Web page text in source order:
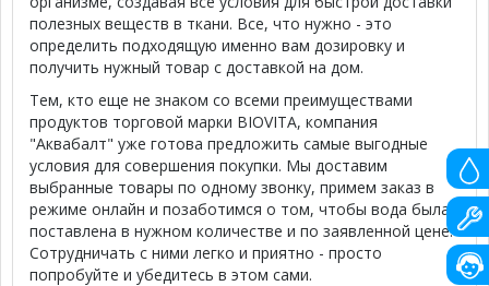
полезных веществ в ткани. Все, что нужно - это
определить подходящую именно вам дозировку и
получить нужный товар с доставкой на дом.
Тем, кто еще не знаком со всеми преимуществами
продуктов торговой марки BIOVITA, компания
"Аквабалт" уже готова предложить самые выгодные
условия для совершения покупки. Мы доставим
выбранные товары по одному звонку, примем заказ в
режиме онлайн и позаботимся о том, чтобы вода была
поставлена в нужном количестве и по заявленной цене.
Сотрудничать с ними легко и приятно - просто
попробуйте и убедитесь в этом сами.